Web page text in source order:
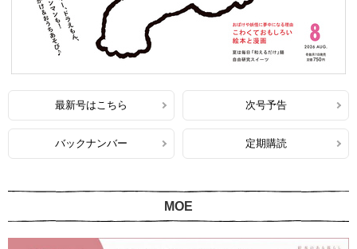
最新号はこちら 次号予告
バックナンバー 定期購読
MOE